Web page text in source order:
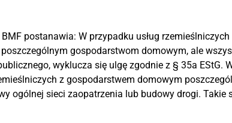
postanawia: W przypadku usług
gospodarstwom domowym, ale
wyklucza się ulgę zgodnie z § 35a
z gospodarstwem domowym
ogólnej sieci zaopatrzenia lub budowy drogi.